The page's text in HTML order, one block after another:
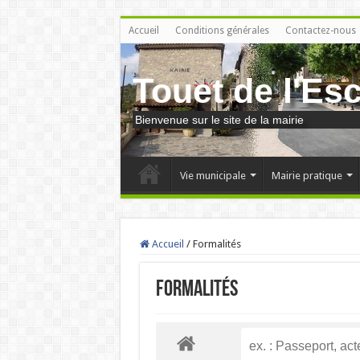
Accueil Conditions générales Contactez-nous
Touet de
Bienvenue sur le site de la mairie
Vie municipale Mairie pratique
Accueil / Formalités
Formalités